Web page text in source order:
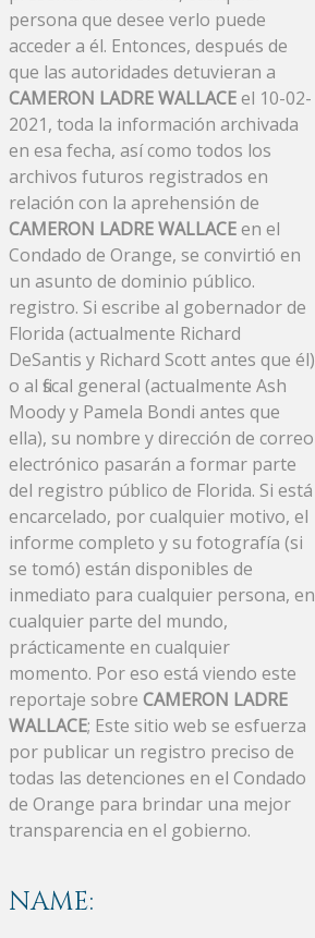
persona que desee verlo puede
acceder a él. Entonces, después de
que las autoridades detuvieran a
CAMERON LADRE WALLACEel 10-02-
2021, toda la información archivada
en esa fecha, así como todos los
archivos futuros registrados en
relación con la aprehensión de
CAMERON LADRE WALLACEen el
Condado de Orange, se convirtió en
un asunto de dominio público.
registro. Si escribe al gobernador de
Florida (actualmente Richard
DeSantis y Richard Scott antes que él)
o al fiscal general (actualmente Ash
Moody y Pamela Bondi antes que
ella), su nombre y dirección de correo
electrónico pasarán a formar parte
del registro público de Florida. Si está
encarcelado, por cualquier motivo, el
informe completo y su fotografía (si
se tomó) están disponibles de
inmediato para cualquier persona, en
cualquier parte del mundo,
prácticamente en cualquier
momento. Por eso está viendo este
reportaje sobre CAMERON LADRE
WALLACE; Este sitio web se esfuerza
por publicar un registro preciso de
todas las detenciones en el Condado
de Orange para brindar una mejor
transparencia en el gobierno.
NAME: